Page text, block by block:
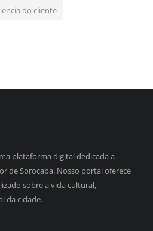
do cliente
plataforma digital dedicada a
de Sorocaba. Nosso portal oferece
sobre a vida cultural,
da cidade.